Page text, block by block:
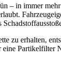
– in immer
zu erhalten,
Partikelfilter